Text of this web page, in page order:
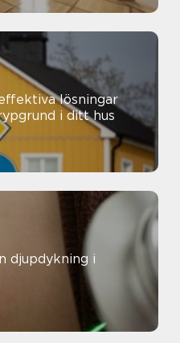
lösningar
i ditt hus
djupdykning i